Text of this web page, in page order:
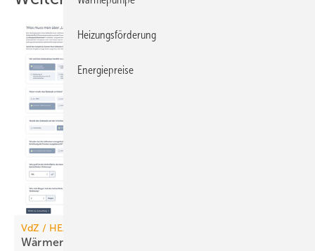
VdZ / HEA
Wärmerückgewinner-Check für Woh­nungs­lüf­tung
Heizungsförderung
Energiepreise